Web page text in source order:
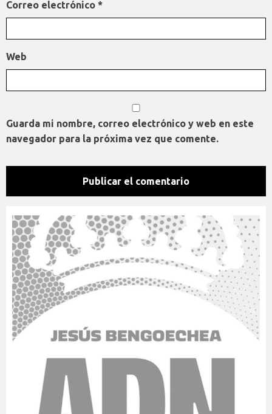
Correo electrónico *
Web
Guarda mi nombre, correo electrónico y web en este
navegador para la próxima vez que comente.